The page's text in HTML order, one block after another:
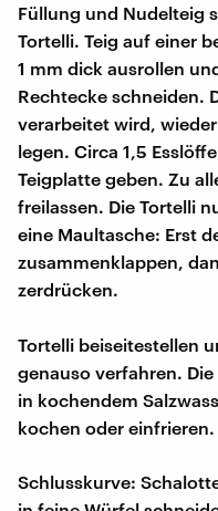
Füllung und Nudelteig
Tortelli. Teig auf einer
1 mm dick ausrollen
Rechtecke schneiden.
verarbeitet wird,
legen. Circa 1,5
Teigplatte geben. Zu
freilassen. Die Tortelli
eine Maultasche: Erst
zusammenklappen,
zerdrücken.
Tortelli beiseitestellen
genauso verfahren.
in kochendem
kochen oder einfrieren.
Schlusskurve: